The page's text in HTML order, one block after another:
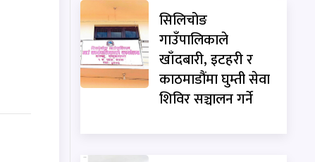
सिलिचोङ
गाउँपालिकाले
खाँदबारी, इटहरी र
काठमाडौंमा घुम्ती सेवा
शिविर सञ्चालन गर्ने